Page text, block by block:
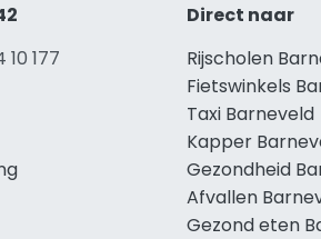
177
Direct naar
Rijscholen
Fietswinkels
Taxi Barneveld
Kapper
Gezondheid
Afvallen
Gezond eten